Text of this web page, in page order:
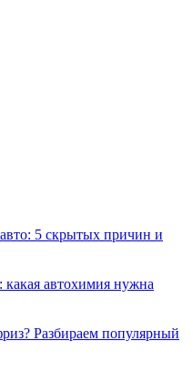
5 скрытых причин и
автохимия нужна
Разбираем популярный